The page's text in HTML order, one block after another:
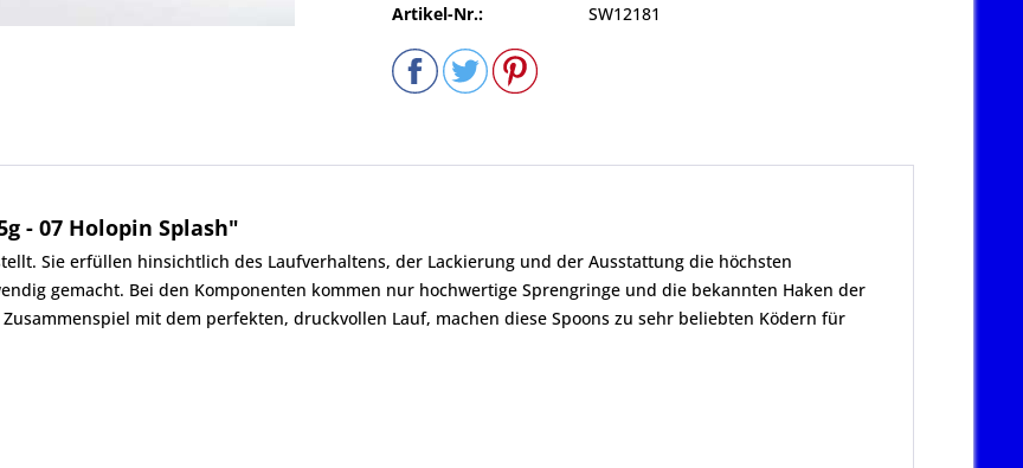
Artikel-Nr.: SW12181
- 07 Holopin Splash"
Sie erfüllen hinsichtlich des Laufverhaltens, der Lackierung und der Ausstattung die höchsten
gemacht. Bei den Komponenten kommen nur hochwertige Sprengringe und die bekannten Haken der
mit dem perfekten, druckvollen Lauf, machen diese Spoons zu sehr beliebten Ködern für